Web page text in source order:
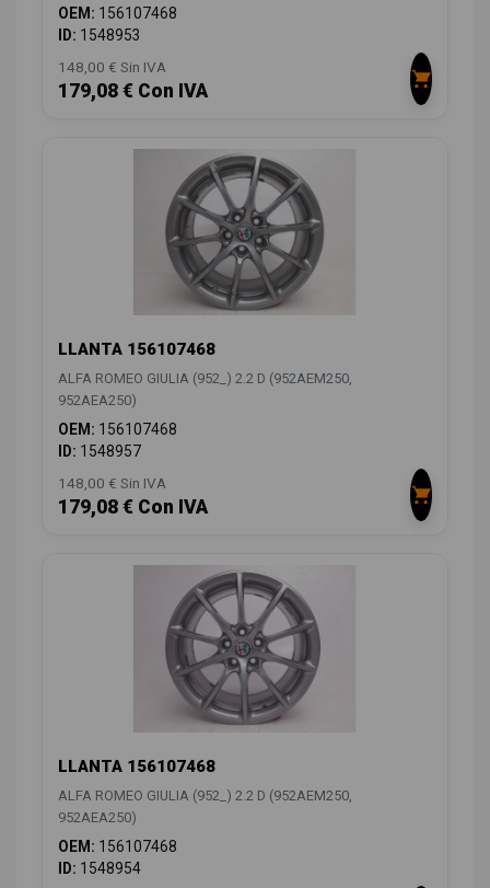
OEM: 156107468
ID: 1548953
148,00 € Sin IVA
179,08 € Con IVA
LLANTA 156107468
ALFA ROMEO GIULIA (952_) 2.2 D (952AEM250,
952AEA250)
OEM: 156107468
ID: 1548957
148,00 € Sin IVA
179,08 € Con IVA
LLANTA 156107468
ALFA ROMEO GIULIA (952_) 2.2 D (952AEM250,
952AEA250)
OEM: 156107468
ID: 1548954